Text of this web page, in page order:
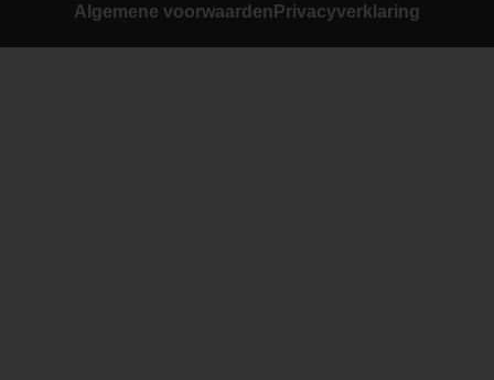
Algemene voorwaarden Privacyverklaring